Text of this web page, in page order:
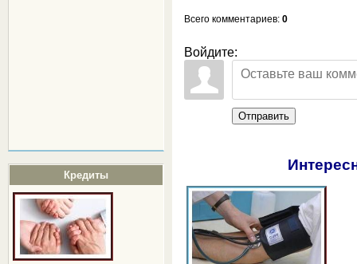
Кредиты
Всего комментариев: 0
Войдите:
Отправить